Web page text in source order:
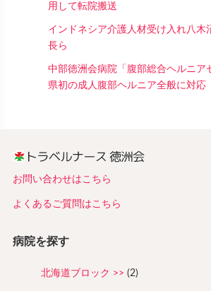
用して転院搬送
インドネシア介護人材受け入れ八木
長ら
中部徳洲会病院「腹部総合ヘルニア
県初の成人腹部ヘルニア全般に対応
お問い合わせはこちら
よくあるご質問はこちら
病院を探す
北海道ブロック (2)